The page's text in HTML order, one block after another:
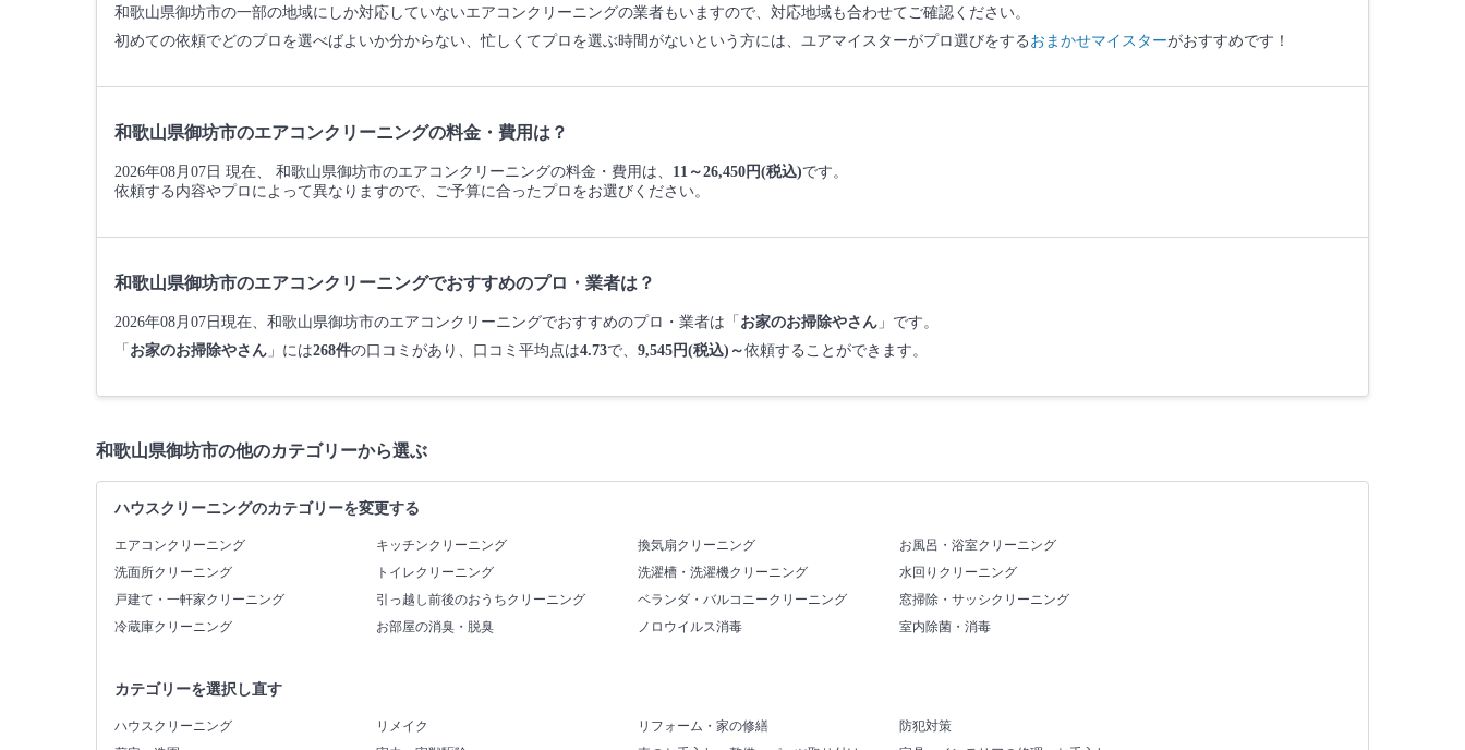
和歌山県御坊市の一部の地域にしか対応していないエアコンクリーニングの業者もいますので、対応地域も合わせてご確認ください。
初めての依頼でどのプロを選べばよいか分からない、忙しくてプロを選ぶ時間がないという方には、ユアマイスターがプロ選びをする おまかせマイスターがおすすめです！
和歌山県御坊市のエアコンクリーニングの料金・費用は？
2026年08月07日 現在、 和歌山県御坊市のエアコンクリーニングの料金・費用は、 11～26,450円(税込)です。
依頼する内容やプロによって異なりますので、ご予算に合ったプロをお選びください。
和歌山県御坊市のエアコンクリーニングでおすすめのプロ・業者は？
2026年08月07日現在、和歌山県御坊市のエアコンクリーニングでおすすめのプロ・業者は「 お家のお掃除やさん 」です。
「 お家のお掃除やさん 」には268件の口コミがあり、口コミ平均点は4.73で、 9,545円(税込)～依頼することができます。
和歌山県御坊市の他のカテゴリーから選ぶ
ハウスクリーニングのカテゴリーを変更する
エアコンクリーニング キッチンクリーニング 換気扇クリーニング
お風呂・浴室クリーニング
洗面所クリーニング
トイレクリーニング 洗濯槽・洗濯機クリーニング
水回りクリーニング
戸建て・一軒家クリーニング
引っ越し前後のおうちクリーニング ベランダ・バルコニークリーニング
窓掃除・サッシクリーニング
冷蔵庫クリーニング
お部屋の消臭・脱臭 ノロウイルス消毒 室内除菌・消毒
カテゴリーを選択し直す
ハウスクリーニング リメイク リフォーム・家の修繕
防犯対策